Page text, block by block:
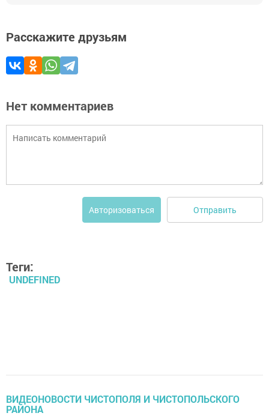
Расскажите друзьям
Нет комментариев
Авторизоваться Отправить
Теги:
UNDEFINED
ВИДЕОНОВОСТИ ЧИСТОПОЛЯ И ЧИСТОПОЛЬСКОГО
РАЙОНА